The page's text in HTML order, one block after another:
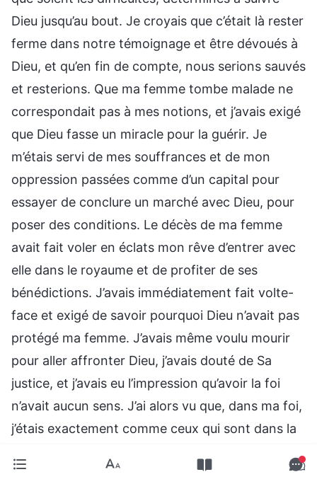
Dieu jusqu’au bout. Je croyais que c’était là rester
ferme dans notre témoignage et être dévoués à
Dieu, et qu’en fin de compte, nous serions sauvés
et resterions. Que ma femme tombe malade ne
correspondait pas à mes notions, et j’avais exigé
que Dieu fasse un miracle pour la guérir. Je
m’étais servi de mes souffrances et de mon
oppression passées comme d’un capital pour
essayer de conclure un marché avec Dieu, pour
poser des conditions. Le décès de ma femme
avait fait voler en éclats mon rêve d’entrer avec
elle dans le royaume et de profiter de ses
bénédictions. J’avais immédiatement fait volte-
face et exigé de savoir pourquoi Dieu n’avait pas
protégé ma femme. J’avais même voulu mourir
pour aller affronter Dieu, j’avais douté de Sa
justice, et j’avais eu l’impression qu’avoir la foi
n’avait aucun sens. J’ai alors vu que, dans ma foi,
j’étais exactement comme ceux qui sont dans la
était destiné à gagner des bénédictions et la